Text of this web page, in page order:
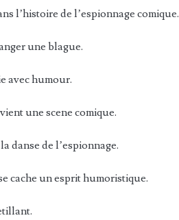
l’histoire de l’espionnage comique.
une blague.
avec humour.
une scene comique.
danse de l’espionnage.
cache un esprit humoristique.